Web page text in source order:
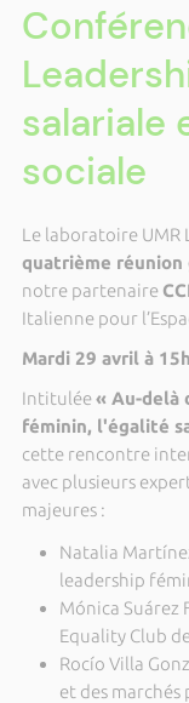
salariale
sociale
Le laboratoire UMR
quatrième réunion
notre partenaire
Italienne pour
Mardi 29 avril à 15h
Intitulée« Au-delà
féminin, l'égalité
cette rencontre
avec plusieurs
majeures :
Natalia
leadership
Mónica Suárez
Equality Club
Rocío Villa
et des marchés